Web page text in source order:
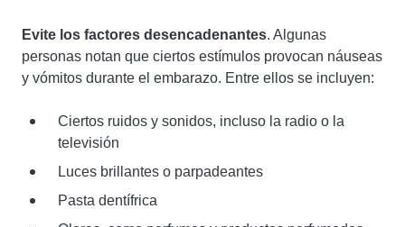
Evite los factores desencadenantes. Algunas
personas notan que ciertos estímulos provocan náuseas
y vómitos durante el embarazo. Entre ellos se incluyen:
Ciertos ruidos y sonidos, incluso la radio o la
televisión
Luces brillantes o parpadeantes
Pasta dentífrica